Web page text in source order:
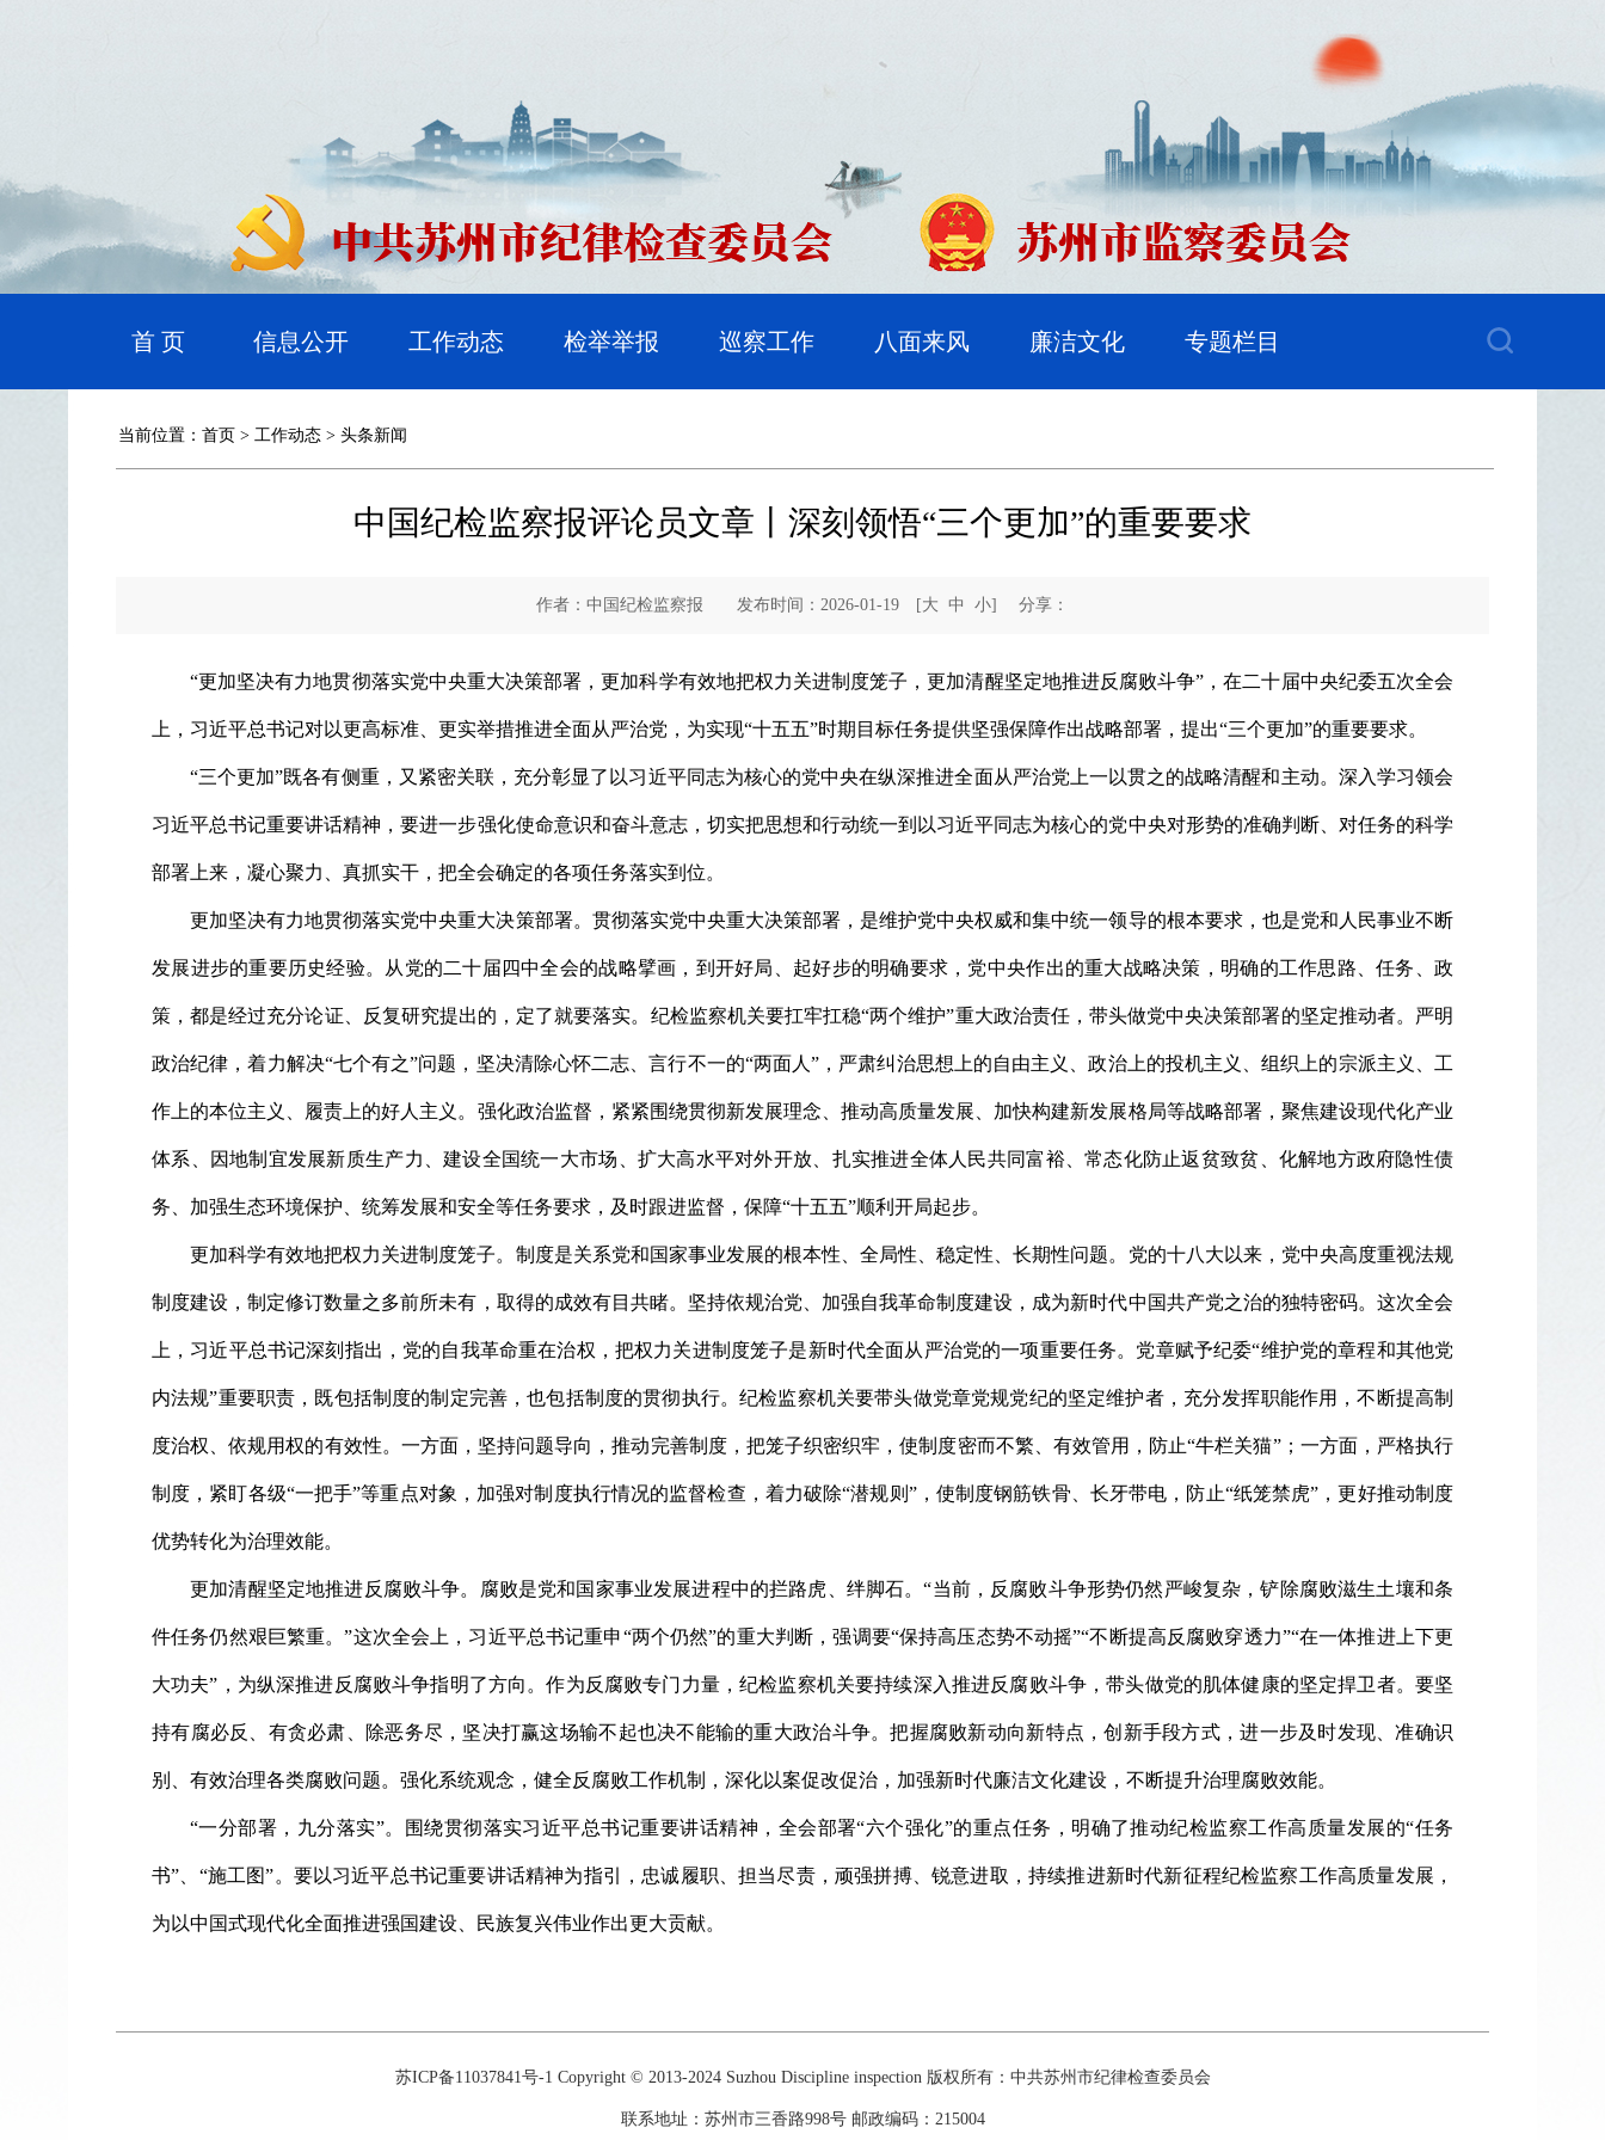
首 页 信息公开 工作动态 检举举报 巡察工作 八面来风 廉洁文化 专题栏目
当前位置： 首页 > 工作动态 > 头条新闻
中国纪检监察报评论员文章丨深刻领悟“三个更加”的重要要求
作者：中国纪检监察报 发布时间：2026-01-19 [大 中 小] 分享：
“更加坚决有力地贯彻落实党中央重大决策部署，更加科学有效地把权力关进制度笼子，更加清醒坚定地推进反腐败斗争”，在二十届中央纪委五次全会
上，习近平总书记对以更高标准、更实举措推进全面从严治党，为实现“十五五”时期目标任务提供坚强保障作出战略部署，提出“三个更加”的重要要求。
“三个更加”既各有侧重，又紧密关联，充分彰显了以习近平同志为核心的党中央在纵深推进全面从严治党上一以贯之的战略清醒和主动。深入学习领会
习近平总书记重要讲话精神，要进一步强化使命意识和奋斗意志，切实把思想和行动统一到以习近平同志为核心的党中央对形势的准确判断、对任务的科学
部署上来，凝心聚力、真抓实干，把全会确定的各项任务落实到位。
更加坚决有力地贯彻落实党中央重大决策部署。贯彻落实党中央重大决策部署，是维护党中央权威和集中统一领导的根本要求，也是党和人民事业不断
发展进步的重要历史经验。从党的二十届四中全会的战略擘画，到开好局、起好步的明确要求，党中央作出的重大战略决策，明确的工作思路、任务、政
策，都是经过充分论证、反复研究提出的，定了就要落实。纪检监察机关要扛牢扛稳“两个维护”重大政治责任，带头做党中央决策部署的坚定推动者。严明
政治纪律，着力解决“七个有之”问题，坚决清除心怀二志、言行不一的“两面人”，严肃纠治思想上的自由主义、政治上的投机主义、组织上的宗派主义、工
作上的本位主义、履责上的好人主义。强化政治监督，紧紧围绕贯彻新发展理念、推动高质量发展、加快构建新发展格局等战略部署，聚焦建设现代化产业
体系、因地制宜发展新质生产力、建设全国统一大市场、扩大高水平对外开放、扎实推进全体人民共同富裕、常态化防止返贫致贫、化解地方政府隐性债
务、加强生态环境保护、统筹发展和安全等任务要求，及时跟进监督，保障“十五五”顺利开局起步。
更加科学有效地把权力关进制度笼子。制度是关系党和国家事业发展的根本性、全局性、稳定性、长期性问题。党的十八大以来，党中央高度重视法规
制度建设，制定修订数量之多前所未有，取得的成效有目共睹。坚持依规治党、加强自我革命制度建设，成为新时代中国共产党之治的独特密码。这次全会
上，习近平总书记深刻指出，党的自我革命重在治权，把权力关进制度笼子是新时代全面从严治党的一项重要任务。党章赋予纪委“维护党的章程和其他党
内法规”重要职责，既包括制度的制定完善，也包括制度的贯彻执行。纪检监察机关要带头做党章党规党纪的坚定维护者，充分发挥职能作用，不断提高制
度治权、依规用权的有效性。一方面，坚持问题导向，推动完善制度，把笼子织密织牢，使制度密而不繁、有效管用，防止“牛栏关猫”；一方面，严格执行
制度，紧盯各级“一把手”等重点对象，加强对制度执行情况的监督检查，着力破除“潜规则”，使制度钢筋铁骨、长牙带电，防止“纸笼禁虎”，更好推动制度
优势转化为治理效能。
更加清醒坚定地推进反腐败斗争。腐败是党和国家事业发展进程中的拦路虎、绊脚石。“当前，反腐败斗争形势仍然严峻复杂，铲除腐败滋生土壤和条
件任务仍然艰巨繁重。”这次全会上，习近平总书记重申“两个仍然”的重大判断，强调要“保持高压态势不动摇”“不断提高反腐败穿透力”“在一体推进上下更
大功夫”，为纵深推进反腐败斗争指明了方向。作为反腐败专门力量，纪检监察机关要持续深入推进反腐败斗争，带头做党的肌体健康的坚定捍卫者。要坚
持有腐必反、有贪必肃、除恶务尽，坚决打赢这场输不起也决不能输的重大政治斗争。把握腐败新动向新特点，创新手段方式，进一步及时发现、准确识
别、有效治理各类腐败问题。强化系统观念，健全反腐败工作机制，深化以案促改促治，加强新时代廉洁文化建设，不断提升治理腐败效能。
“一分部署，九分落实”。围绕贯彻落实习近平总书记重要讲话精神，全会部署“六个强化”的重点任务，明确了推动纪检监察工作高质量发展的“任务
书”、“施工图”。要以习近平总书记重要讲话精神为指引，忠诚履职、担当尽责，顽强拼搏、锐意进取，持续推进新时代新征程纪检监察工作高质量发展，
为以中国式现代化全面推进强国建设、民族复兴伟业作出更大贡献。
苏ICP备11037841号-1 Copyright © 2013-2024 Suzhou Discipline inspection 版权所有：中共苏州市纪律检查委员会
联系地址：苏州市三香路998号 邮政编码：215004